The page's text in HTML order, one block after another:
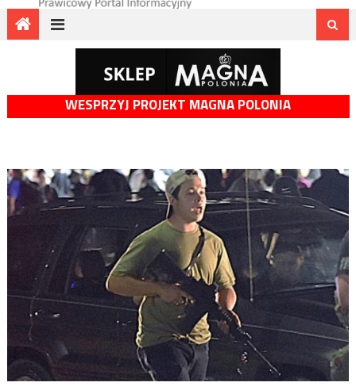
WESPRZYJ PROJEKT MAGNA POLONIA